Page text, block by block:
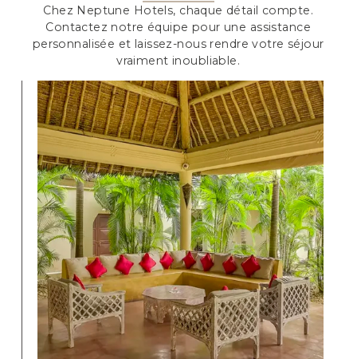
Chez Neptune Hotels, chaque détail compte.
Contactez notre équipe pour une assistance
personnalisée et laissez-nous rendre votre séjour
vraiment inoubliable.